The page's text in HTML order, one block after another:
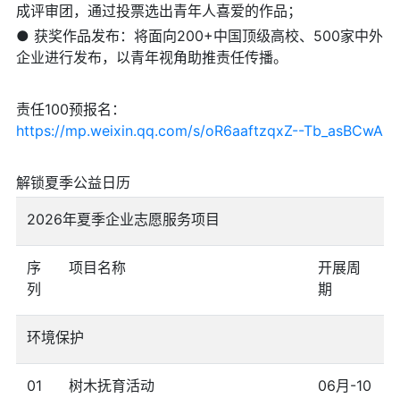
成评审团，通过投票选出青年人喜爱的作品；
● 获奖作品发布：将面向200+中国顶级高校、500家中外
企业进行发布，以青年视角助推责任传播。
责任100预报名：
https://mp.weixin.qq.com/s/oR6aaftzqxZ--Tb_asBCwA
解锁夏季公益日历
2026年夏季企业志愿服务项目
序
列
项目名称
开展周
期
环境保护
01 树木抚育活动 06月-10